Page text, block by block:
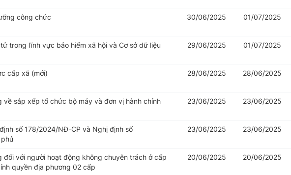
công chức 30/06/2025 01/07/2025
trong lĩnh vực bảo hiểm xã hội và Cơ sở dữ liệu
29/06/2025 01/07/2025
cấp xã (mới) 28/06/2025 28/06/2025
về sắp xếp tổ chức bộ máy và đơn vị hành chính 23/06/2025 23/06/2025
số 178/2024/NĐ-CP và Nghị định số
23/06/2025 23/06/2025
đối với người hoạt động không chuyên trách ở cấp
quyền địa phương 02 cấp
20/06/2025 20/06/2025